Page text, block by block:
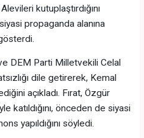
kutuplaştırdığını
propaganda alanına
DEM Parti Milletvekili Celal
dile getirerek, Kemal
açıkladı. Fırat, Özgür
katıldığını, önceden de siyasi
yapıldığını söyledi.